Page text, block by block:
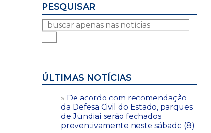
PESQUISAR
ÚLTIMAS NOTÍCIAS
De acordo com recomendação
da Defesa Civil do Estado, parques
de Jundiaí serão fechados
preventivamente neste sábado (8)